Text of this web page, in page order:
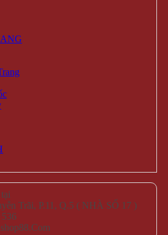
Trãi, P.11, Q.5 ( NHÀ SỐ 17 )